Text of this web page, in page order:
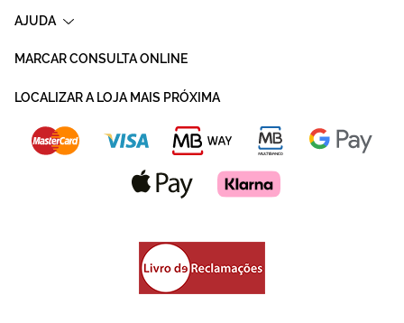
AJUDA
MARCAR CONSULTA ONLINE
LOCALIZAR A LOJA MAIS PRÓXIMA